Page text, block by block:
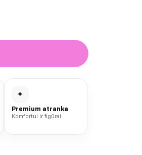
✦
Premium atranka
Komfortui ir figūrai